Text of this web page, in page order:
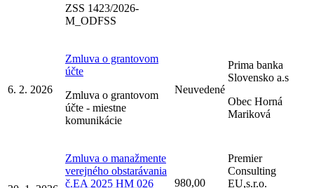
ZSS 1423/2026-
M_ODFSS
6. 2. 2026
Zmluva o grantovom
účte
Zmluva o grantovom
účte - miestne
komunikácie
Neuvedené
Prima banka
Slovensko a.s
Obec Horná
Mariková
Zmluva o manažmente
verejného obstarávania
č.EA 2025 HM 026
980,00
Premier
Consulting
EU,s.r.o.